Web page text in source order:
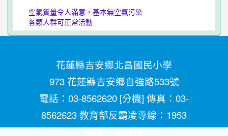
空氣質量令人滿意，基本無空氣污染
各類人群可正常活動
花蓮縣吉安鄉北昌國民小學
973 花蓮縣吉安鄉自強路533號
電話：03-8562620 [分機] 傳真：03-
8562623 教育部反霸凌專線：1953
維護：資訊組